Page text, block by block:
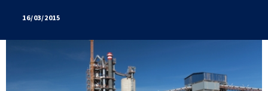
NOUS REJOINDRE
16/03/2015